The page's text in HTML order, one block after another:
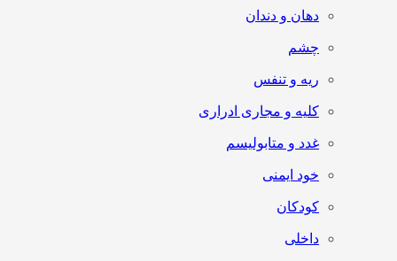
دهان و دندان
چشم
ریه و تنفس
کلیه و مجاری ادراری
غدد و متابولیسم
خود ایمنی
کودکان
داخلی